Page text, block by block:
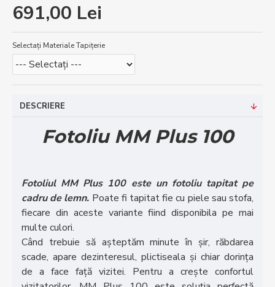
691,00 Lei
Selectați Materiale Tapițerie
DESCRIERE
Fotoliu MM Plus 100
Fotoliul MM Plus 100 este un fotoliu tapitat pe
cadru de lemn. Poate fi tapitat fie cu piele sau stofa,
fiecare din aceste variante fiind disponibila pe mai
multe culori.
Când trebuie să așteptăm minute în șir, răbdarea
scade, apare dezinteresul, plictiseala și chiar dorința
de a face față vizitei. Pentru a crește confortul